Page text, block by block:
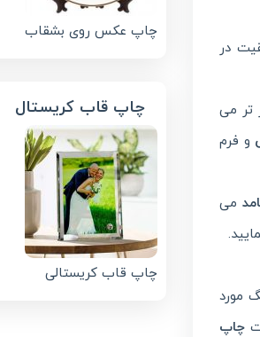
در
تر می
و فرم
می
مورد
چاپ
چاپ عکس روی بشقاب
چاپ قاب کریستال
چاپ قاب کریستالی